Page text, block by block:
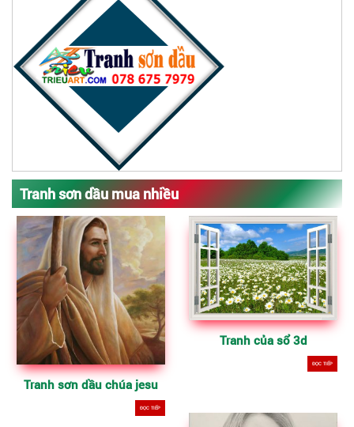
Tranh sơn dầu mua nhiều
Tranh sơn dầu chúa jesu
ĐỌC TIẾP
Tranh của sổ 3d
ĐỌC TIẾP